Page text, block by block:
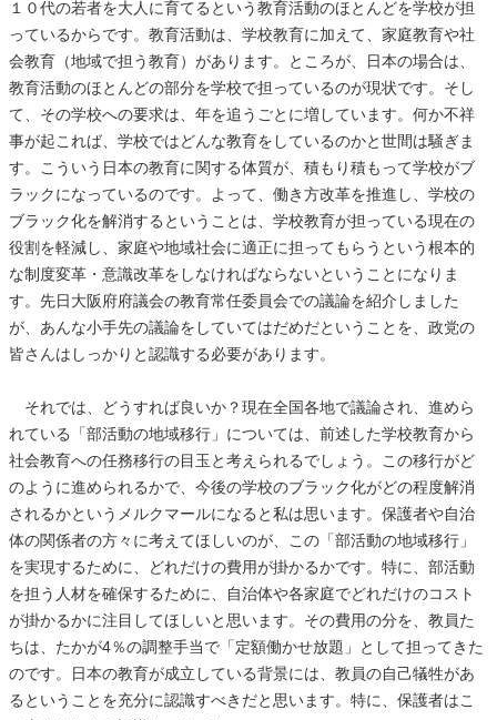
１０代の若者を大人に育てるという教育活動のほとんどを学校が担
っているからです。教育活動は、学校教育に加えて、家庭教育や社
会教育（地域で担う教育）があります。ところが、日本の場合は、
教育活動のほとんどの部分を学校で担っているのが現状です。そし
て、その学校への要求は、年を追うごとに増しています。何か不祥
事が起これば、学校ではどんな教育をしているのかと世間は騒ぎま
す。こういう日本の教育に関する体質が、積もり積もって学校がブ
ラックになっているのです。よって、働き方改革を推進し、学校の
ブラック化を解消するということは、学校教育が担っている現在の
役割を軽減し、家庭や地域社会に適正に担ってもらうという根本的
な制度変革・意識改革をしなければならないということになりま
す。先日大阪府府議会の教育常任委員会での議論を紹介しました
が、あんな小手先の議論をしていてはだめだということを、政党の
皆さんはしっかりと認識する必要があります。
それでは、どうすれば良いか？現在全国各地で議論され、進めら
れている「部活動の地域移行」については、前述した学校教育から
社会教育への任務移行の目玉と考えられるでしょう。この移行がど
のように進められるかで、今後の学校のブラック化がどの程度解消
されるかというメルクマールになると私は思います。保護者や自治
体の関係者の方々に考えてほしいのが、この「部活動の地域移行」
を実現するために、どれだけの費用が掛かるかです。特に、部活動
を担う人材を確保するために、自治体や各家庭でどれだけのコスト
が掛かるかに注目してほしいと思います。その費用の分を、教員た
ちは、たかが4％の調整手当で「定額働かせ放題」として担ってきた
のです。日本の教育が成立している背景には、教員の自己犠牲があ
るということを充分に認識すべきだと思います。特に、保護者はこ